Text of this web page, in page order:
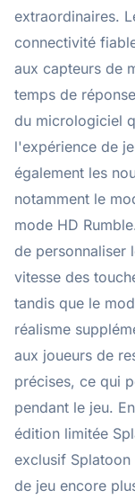
extraordinaires.
connectivité
aux capteurs de
temps de
du micrologiciel
l'expérience de
également les
notamment le
mode HD
de personnaliser
vitesse des
tandis que le
réalisme
aux joueurs de
précises, ce qui
pendant le jeu.
édition limitée
exclusif
de jeu encore